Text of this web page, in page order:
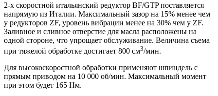
2-х скоростной итальянский редуктор BF/GTP поставляется
напрямую из Италии. Максимальный зазор на 15% менее чем
у редукторов ZF, уровень вибрации менее на 30% чем у ZF.
Заливное и сливное отверстие для масла расположены на
одной стороне, что упрощает обслуживание. Величина съема
при тяжелой обработке достигает 800 см3/мин.
Для высокоскоростной обработки применяют шпиндель с
прямым приводом на 10 000 об/мин. Максимальный момент
при этом будет 165 Нм.